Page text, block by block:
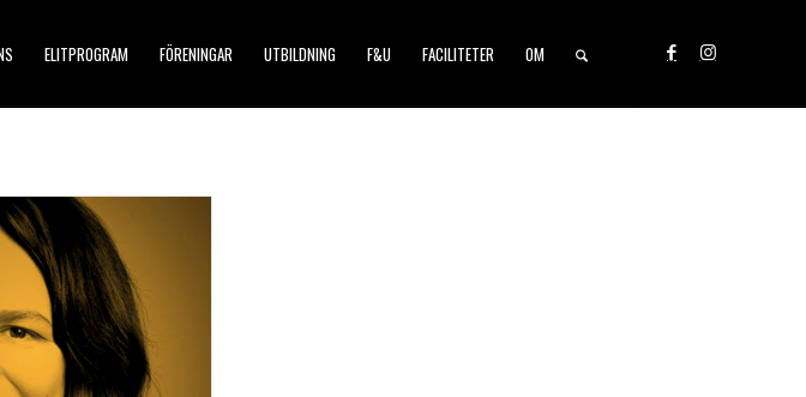
ELITPROGRAM FÖRENINGAR UTBILDNING F&U FACILITETER OM